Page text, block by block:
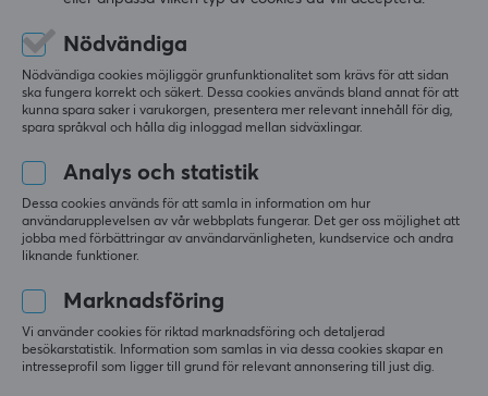
kreativitet.
På Brooktror vi att glädjen i gaming inte ska ha några
gränser. Vårt uppdrag är att bryta barriärer inom
spelvärlden och låta dig utforska oändliga möjligheter
– över konsoler, enheter och spelstilar. Med vår teknik
står vid varje spelares sida – anpassningsbar,
uppfinningsrik och dedikerad till att stärka din unika
gaming-resa.
SPECIFIKATIONER
EGENSKAPER
0.0
Baserat på 0 recensioner
3
2
0%
1
0%
Mer från vårt Community
Nödvändiga
Nödvändiga cookies möjliggör grunfunktionalitet som krävs för att sidan
ska fungera korrekt och säkert. Dessa cookies används bland annat för att
kunna spara saker i varukorgen, presentera mer relevant innehåll för dig,
spara språkval och hålla dig inloggad mellan sidväxlingar.
Analys och statistik
Dessa cookies används för att samla in information om hur
användarupplevelsen av vår webbplats fungerar. Det ger oss möjlighet att
jobba med förbättringar av användarvänligheten, kundservice och andra
liknande funktioner.
Marknadsföring
Vi använder cookies för riktad marknadsföring och detaljerad
besökarstatistik. Information som samlas in via dessa cookies skapar en
intresseprofil som ligger till grund för relevant annonsering till just dig.